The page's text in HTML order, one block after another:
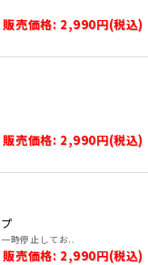
販売価格: 2,990円(税込)
販売価格: 2,990円(税込)
時停止してお..
販売価格: 2,990円(税込)